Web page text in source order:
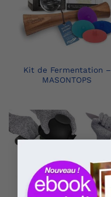
Kit de Fermentation –
MASONTOPS